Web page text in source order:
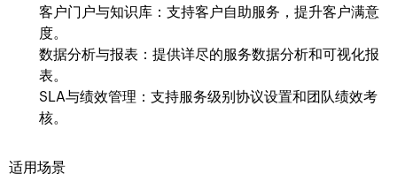
客户门户与知识库：支持客户自助服务，提升客户满意
度。
数据分析与报表：提供详尽的服务数据分析和可视化报
表。
SLA与绩效管理：支持服务级别协议设置和团队绩效考
核。
适用场景